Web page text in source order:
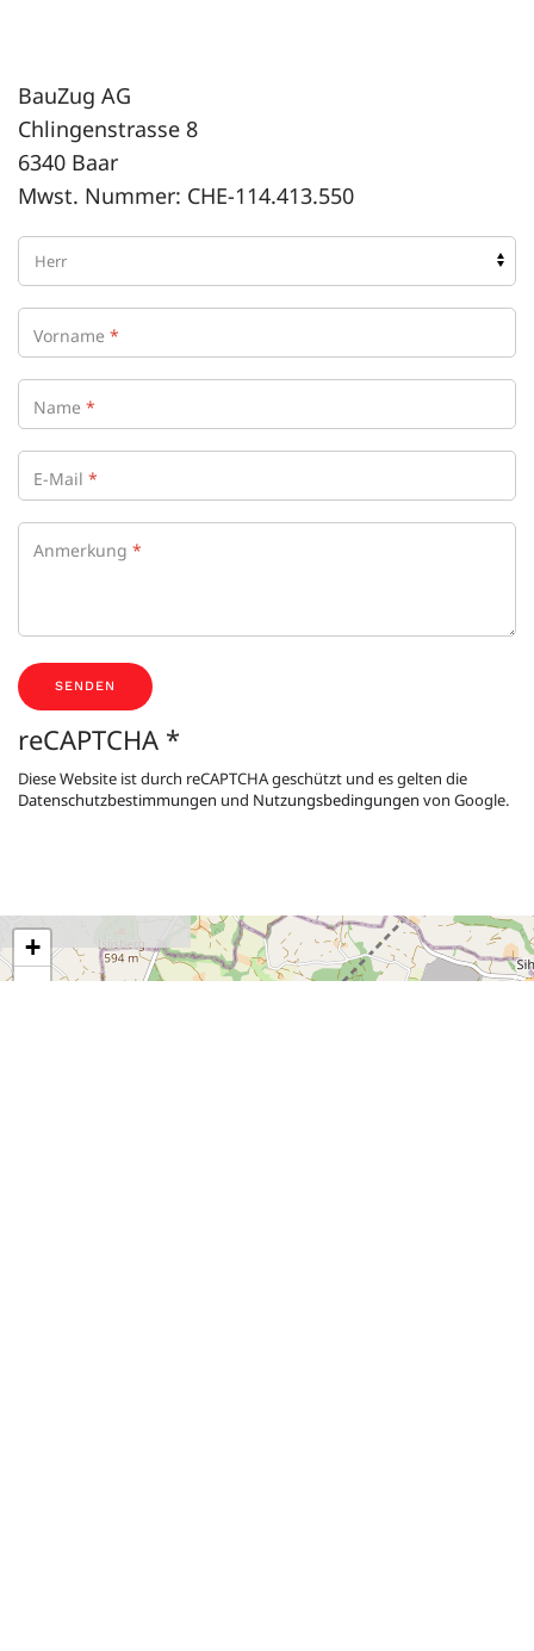
BauZug AG
Chlingenstrasse 8
6340 Baar
Mwst. Nummer: CHE-114.413.550
Anrede
Vorname *
Name *
E-Mail *
Anmerkung *
SENDEN
reCAPTCHA *
Diese Website ist durch reCAPTCHA geschützt und es gelten die
Datenschutzbestimmungen und Nutzungsbedingungen von Google.
+